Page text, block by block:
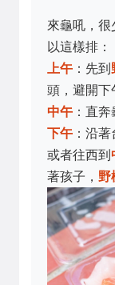
來龜吼，
以這樣排：
上午 ：先到
頭，避開下
中午 ：直
下午 ：沿
或者往西到
著孩子， 野